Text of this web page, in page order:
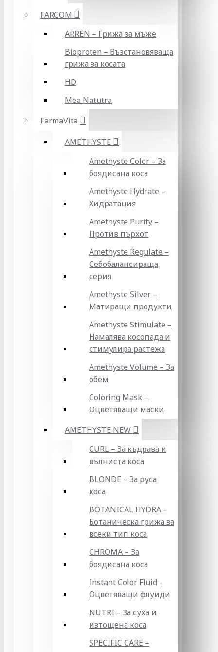
FARCOM
ARREN – Грижа за мъже
Bioproten – Възстановяваща
грижа за косата
HD
Mea Natutra
FarmaVita
AMETHYSTE
Amethyste Color – За
боядисана коса
Amethyste Hydrate –
Хидратация
Amethyste Purify –
Против пърхот
Amethyste Regulate –
Себобалансираща
серия
Amethyste Silver –
Матиращи продукти
Amethyste Stimulate –
Намалява косопада и
стимулира растежа
Amethyste Volume – За
обем
Coloring Mask –
Оцветяващи маски
AMETHYSTE NEW
CURL – За къдрава и
вълниста коса
BLONDE – За руса
коса
BOTANICAL HYDRA –
Ботаническа грижа за
всеки тип коса
CHROMA – За
боядисана коса
Instant Color Fluid -
Оцветяващи флуиди
NUTRI – За суха и
изтощена коса
SPECIFIC CARE –